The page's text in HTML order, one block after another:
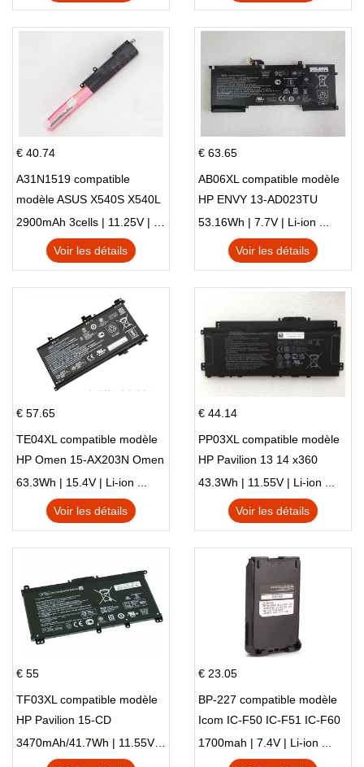
€ 40.74
A31N1519 compatible
modèle ASUS X540S X540L
X540LA-SI302 X540SA
X540S
2900mAh 3cells | 11.25V | Li-ion ...
Voir les détails
€ 63.65
AB06XL compatible modèle
HP ENVY 13-AD023TU
HSTNN-DB8C 921438-855
TPN-I128
53.16Wh | 7.7V | Li-ion ...
Voir les détails
€ 57.65
TE04XL compatible modèle
HP Omen 15-AX203N Omen
15 Series Pavilion 15 Series
63.3Wh | 15.4V | Li-ion ...
Voir les détails
€ 44.14
PP03XL compatible modèle
HP Pavilion 13 14 x360
L83388-AC1 L83388-421
HSTNN-LB8S M01118-421
M01144-005 13-BB 14-DV
43.3Wh | 11.55V | Li-ion ...
Voir les détails
€ 55
TF03XL compatible modèle
HP Pavilion 15-CD
3470mAh/41.7Wh | 11.55V | Li-ion ...
€ 23.05
BP-227 compatible modèle
Icom IC-F50 IC-F51 IC-F60
IC-F61 IC-M87
1700mah | 7.4V | Li-ion ...